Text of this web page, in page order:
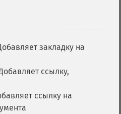
закладку на
ссылку,
ссылку на